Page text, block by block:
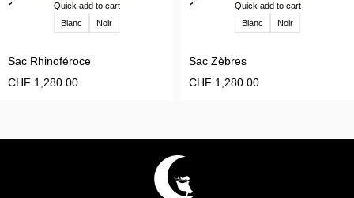
Quick add to cart
Blanc
Noir
Sac Rhinoféroce
CHF 1,280.00
Quick add to cart
Blanc
Noir
Sac Zèbres
CHF 1,280.00